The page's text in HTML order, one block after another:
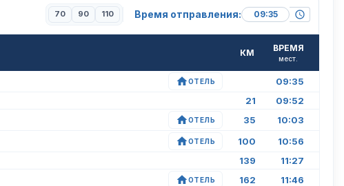
70 90 110 Время отправления:
КМ ВРЕМЯ
мест.
ОТЕЛЬ 09:35
21 09:52
ОТЕЛЬ 35 10:03
ОТЕЛЬ 100 10:56
139 11:27
ОТЕЛЬ 162 11:46